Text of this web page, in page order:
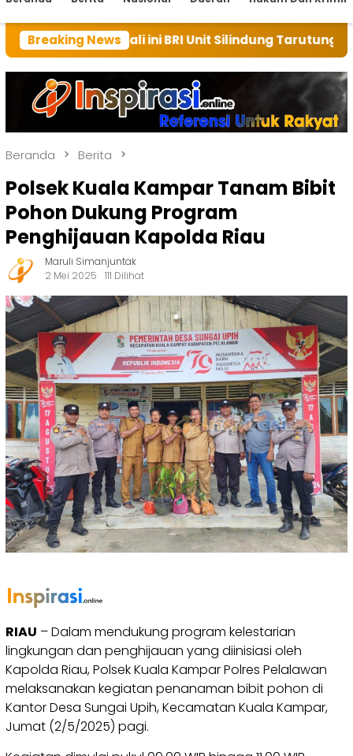
Breaking News
kali ini BRI Unit Silindung Tarutung Ingatkan
Beranda Berita
Polsek Kuala Kampar Tanam Bibit
Pohon Dukung Program
Penghijauan Kapolda Riau
Maruli Simanjuntak
2 Mei 2025
111 Dilihat
RIAU – Dalam mendukung program kelestarian
lingkungan dan penghijauan yang diinisiasi oleh
Kapolda Riau, Polsek Kuala Kampar Polres Pelalawan
melaksanakan kegiatan penanaman bibit pohon di
Kantor Desa Sungai Upih, Kecamatan Kuala Kampar,
Jumat (2/5/2025) pagi.